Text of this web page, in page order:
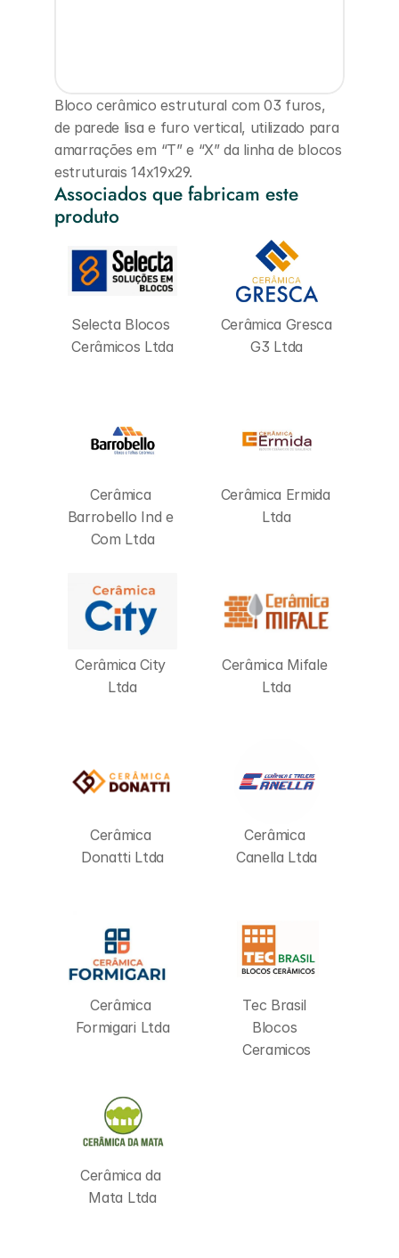
Bloco cerâmico estrutural com 03 furos,
de parede lisa e furo vertical, utilizado para
amarrações em “T” e “X” da linha de blocos
estruturais 14x19x29.
Associados que fabricam este
produto
Selecta Blocos
Cerâmicos Ltda
Cerâmica Gresca
G3 Ltda
Cerâmica
Barrobello Ind e
Com Ltda
Cerâmica Ermida
Ltda
Cerâmica City
Ltda
Cerâmica Mifale
Ltda
Cerâmica
Donatti Ltda
Cerâmica
Canella Ltda
Cerâmica
Formigari Ltda
Tec Brasil
Blocos
Ceramicos
Cerâmica da
Mata Ltda